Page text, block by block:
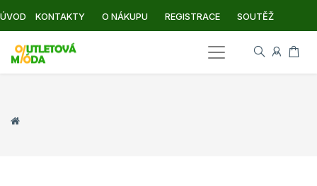
ÚVOD KONTAKTY O NÁKUPU REGISTRACE SOUTĚŽ